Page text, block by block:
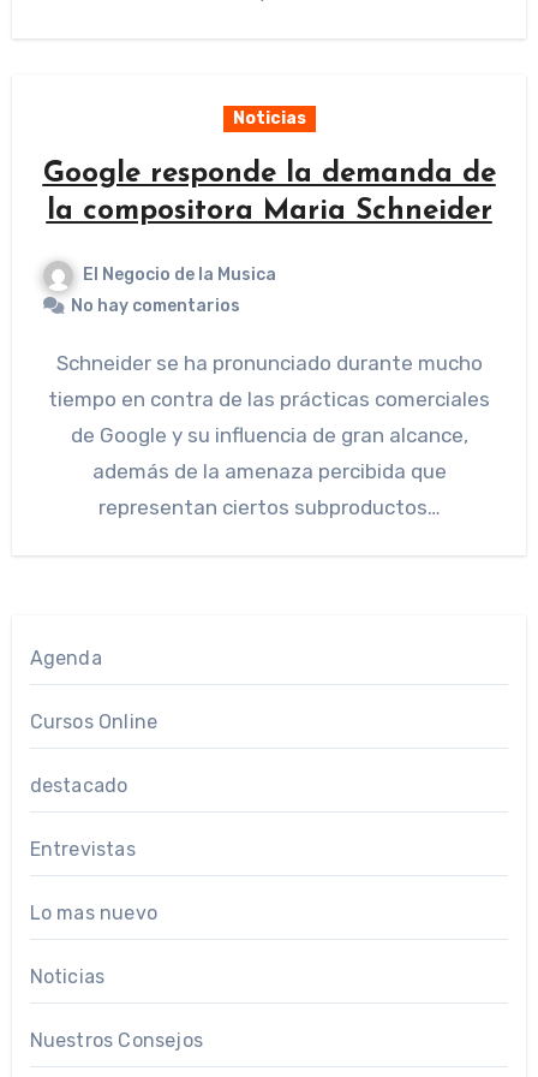
Noticias
Google responde la demanda de
la compositora Maria Schneider
El Negocio de la Musica
No hay comentarios
Schneider se ha pronunciado durante mucho
tiempo en contra de las prácticas comerciales
de Google y su influencia de gran alcance,
además de la amenaza percibida que
representan ciertos subproductos…
Agenda
Cursos Online
destacado
Entrevistas
Lo mas nuevo
Noticias
Nuestros Consejos